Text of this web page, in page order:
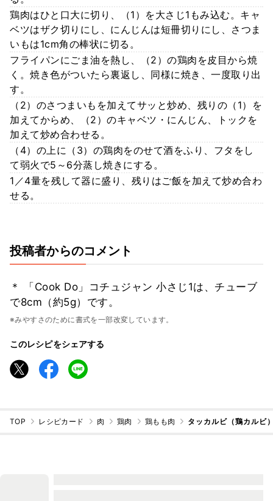
鶏肉はひと口大に切り、（1）を大さじ1もみ込む。キャ
ベツはザク切りにし、にんじんは短冊切りにし、さつま
いもは1cm角の棒状に切る。
フライパンにごま油を熱し、（2）の鶏肉を皮目から焼
く。焼き色がついたら裏返し、同様に焼き、一度取り出
す。
（2）のさつまいもを加えてサッと炒め、残りの（1）を
加えてからめ、（2）のキャベツ・にんじん、トックを
加えて炒め合わせる。
（4）の上に（3）の鶏肉をのせて酒をふり、フタをし
て弱火で5～6分蒸し焼きにする。
1／4量を残して器に盛り、残りはご飯を加えて炒め合わ
せる。
投稿者からのコメント
＊ 「Cook Do」コチュジャン 小さじ1は、チューブ
で8cm（約5g）です。
※みやすさのために書式を一部改変しています。
このレシピをシェアする
TOP レシピカード 肉 鶏肉 鶏もも肉 タッカルビ（鶏カルビ